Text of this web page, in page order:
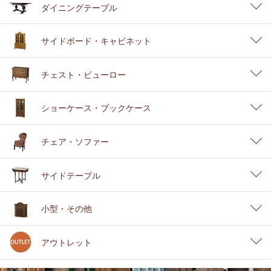
ダイニングテーブル
サイドボード・キャビネット
チェスト・ビューロー
ショーケース・ブックケース
チェア・ソファー
サイドテーブル
小型・その他
アウトレット